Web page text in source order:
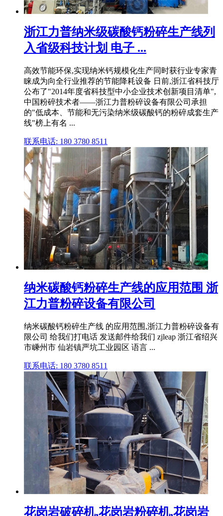
浙江力普纳米级碳酸钙粉碎生产线列
入省级科技计划 电子 ...
高效节能环保,实现纳米钙规模化生产同时获行业专家青
睐成为向全行业推荐的节能降耗设备 日前,浙江省科技厅
公布了"2014年度省科技型中小企业技术创新项目清单",
中国粉碎技术者——浙江力普粉碎设备有限公司承担
的"低成本、节能和无污染纳米级碳酸钙的粉碎成套生产
线"榜上有名 ...
联系电话: 180 3780 8511
纳米碳酸钙粉碎生产线的应用范围 浙
江力普粉碎设备有限公司
纳米碳酸钙粉碎生产线 的应用范围,浙江力普粉碎设备有
限公司 给我们打电话 发送邮件给我们 zjleap 浙江省绍兴
市嵊州市 仙岩镇严坑工业园区 语言 ...
联系电话: 180 3780 8511
花岗岩破碎机,花岗岩粉碎机,花岗岩